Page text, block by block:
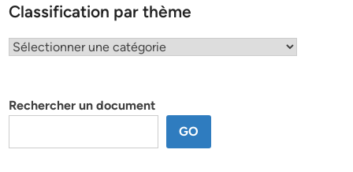
Classification par thème
Classification
Rechercher un document
GO